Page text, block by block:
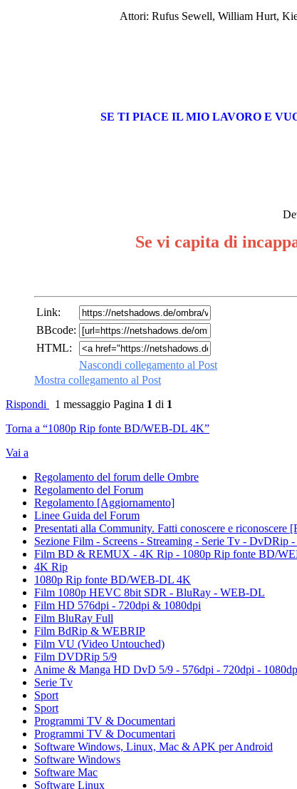
Attori: Rufus Sewell, William Hurt,
SE TI PIACE IL MIO LAVORO E
Se vi capita di
Link:
BBcode:
HTML:
Nascondi collegamento al Post
Mostra collegamento al Post
Rispondi
1 messaggio Pagina 1 di 1
Torna a “1080p Rip fonte BD/WEB-DL 4K”
Vai a
Regolamento del forum delle Ombre
Regolamento del Forum
Regolamento [Aggiornamento]
Linee Guida del Forum
Presentati alla Community. Fatti conoscere e riconoscere
Sezione Film - Screens - Streaming - Serie Tv -
Film BD & REMUX - 4K Rip - 1080p Rip fonte BD/
4K Rip
1080p Rip fonte BD/WEB-DL 4K
Film 1080p HEVC 8bit SDR - BluRay - WEB-DL
Film HD 576dpi - 720dpi & 1080dpi
Film BluRay Full
Film BdRip & WEBRIP
Film VU (Video Untouched)
Film DVDRip 5/9
Anime & Manga HD DvD 5/9 - 576dpi - 720dpi -
Serie Tv
Sport
Sport
Programmi TV & Documentari
Programmi TV & Documentari
Software Windows, Linux, Mac & APK per Android
Software Windows
Software Mac
Software Linux